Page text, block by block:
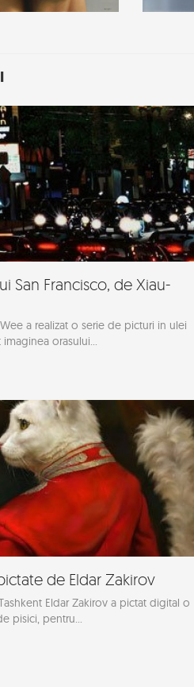
San Francisco, de Xiau-
a realizat o serie de picturi in ulei
orasului...
de Eldar Zakirov
Eldar Zakirov a pictat digital o
pisici, pentru...